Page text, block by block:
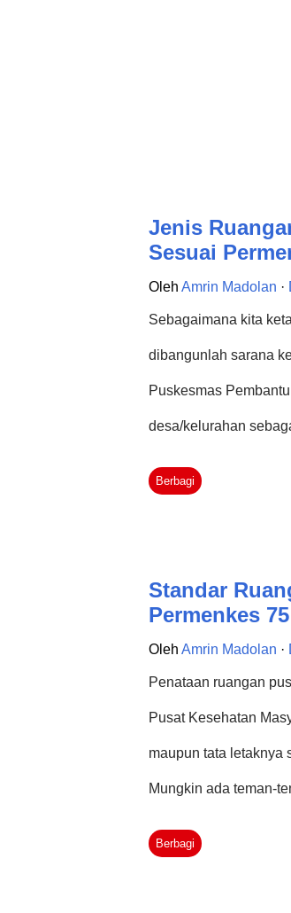
Jenis
Sesuai
Oleh Amrin Madolan
Sebagaimana kita
dibangunlah sarana
Puskesmas
desa/kelurahan
ruangan, juga telah
Ada di Puskesmas
permenkes 75 tahun
puskesmas
Berbagi
Standar
Permenkes
Oleh Amrin Madolan
Penataan ruangan
Pusat Kesehatan
maupun tata letaknya
Mungkin ada teman-
puskesmas non
Berbagi